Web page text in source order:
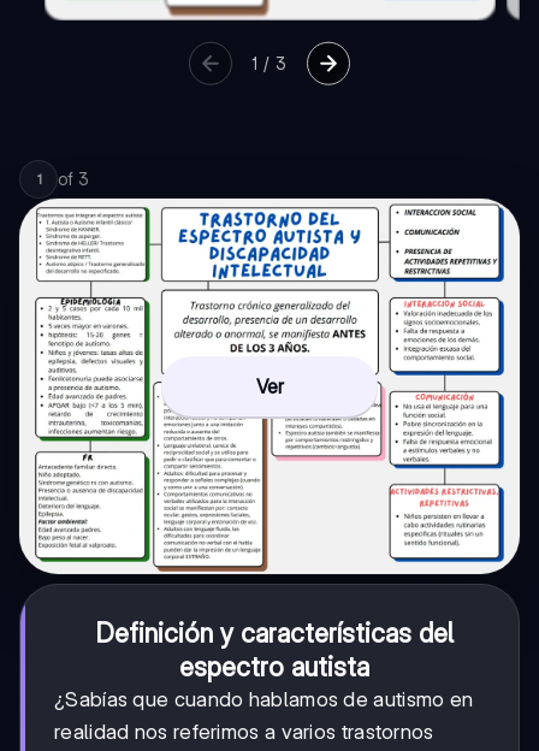
1 / 3
1 of 3
Ver
Definición y características del
espectro autista
¿Sabías que cuando hablamos de autismo en
realidad nos referimos a varios trastornos